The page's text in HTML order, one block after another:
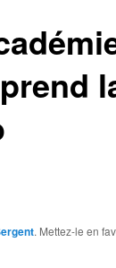
. Mettez-le en